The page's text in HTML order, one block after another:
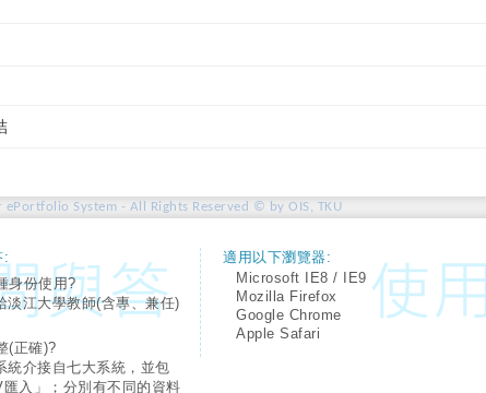
ePortfolio System - All Rights Reserved © by OIS, TKU
:
身份使用?
淡江大學教師(含專、兼任)
(正確)?
統介接自七大系統，並包
入」；分別有不同的資料
適用以下瀏覽器:
Microsoft IE8 / IE9
Mozilla Firefox
Google Chrome
Apple Safari